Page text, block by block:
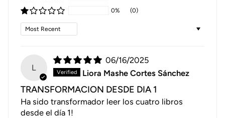
0% (0)
Sort by
L
06/16/2025
Liora Mashe Cortes Sánchez
TRANSFORMACION DESDE DIA 1
Ha sido transformador leer los cuatro libros
desde el día 1!